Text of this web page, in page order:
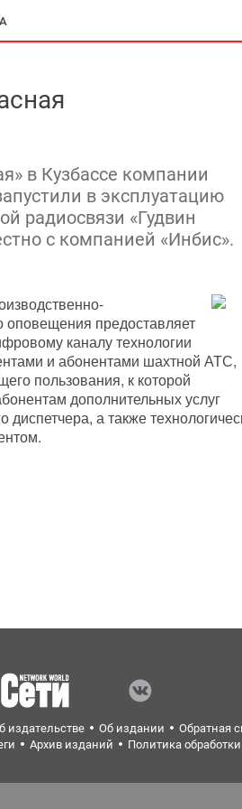
в Кузбассе компании
в эксплуатацию
радиосвязи «Гудвин
с компанией «Инбис».
оповещения предоставляет
каналу технологии
и абонентами шахтной АТС,
пользования, к которой
дополнительных услуг
а также
издательстве Об издании Обратная
Архив изданий Политика